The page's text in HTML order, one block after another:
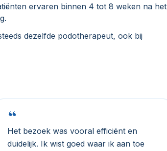
ervaren binnen 4 tot 8 weken na het
dezelfde podotherapeut, ook bij
Het bezoek was vooral efficiënt en
duidelijk. Ik wist goed waar ik aan toe